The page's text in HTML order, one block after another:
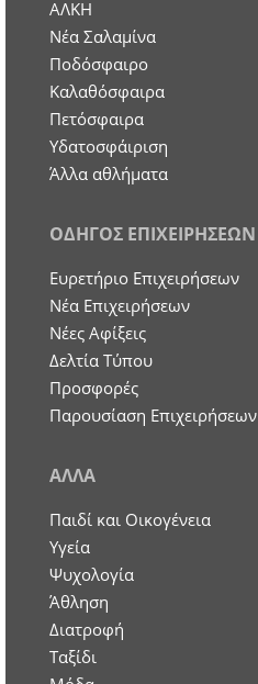
ΑΛΚΗ
Νέα Σαλαμίνα
Ποδόσφαιρο
Καλαθόσφαιρα
Πετόσφαιρα
Υδατοσφάιριση
Άλλα αθλήματα
ΟΔΗΓΟΣ ΕΠΙΧΕΙΡΗΣΕΩΝ
Ευρετήριο Επιχειρήσεων
Nέα Επιχειρήσεων
Νέες Αφίξεις
Δελτία Τύπου
Προσφορές
Παρουσίαση Επιχειρήσεων
ΑΛΛΑ
Παιδί και Οικογένεια
Υγεία
Ψυχολογία
Άθληση
Διατροφή
Ταξίδι